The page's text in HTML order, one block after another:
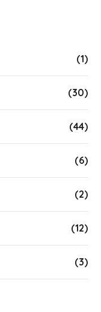
(1)
(30)
(44)
(6)
(2)
(12)
(3)